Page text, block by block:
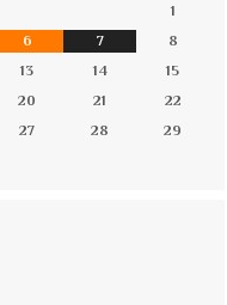
1
6 7
8
13 14
15
20 21
22
27 28
29